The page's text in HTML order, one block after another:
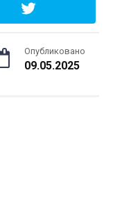
Опубликовано
09.05.2025